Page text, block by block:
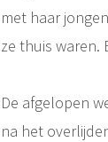
met haar
ze thuis waren.
De afgelopen
na het